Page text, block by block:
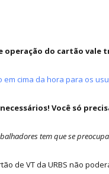
do cartão vale
cima da hora para os
necessários! Você só
tem que se
de VT da URBS não